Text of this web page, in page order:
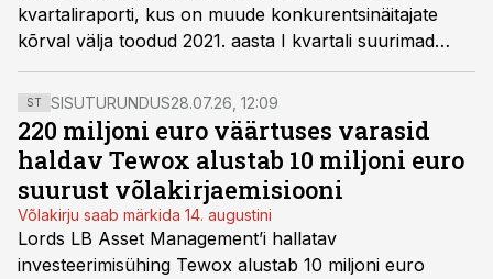
kvartaliraporti, kus on muude konkurentsinäitajate
kõrval välja toodud 2021. aasta I kvartali suurimad
palgamaksjad.
ST SISUTURUNDUS28.07.26, 12:09
220 miljoni euro väärtuses varasid
haldav Tewox alustab 10 miljoni euro
suurust võlakirjaemisiooni
Võlakirju saab märkida 14. augustini
Lords LB Asset Management’i hallatav
investeerimisühing Tewox alustab 10 miljoni euro